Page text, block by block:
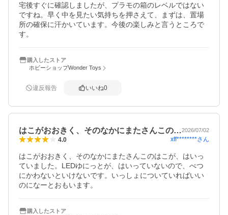
宅後すぐに確認しましたが、プラモの箱のレベルではない
ですね。早く中を見たい気持ちを押さえて、まずは、置場
所の確保に汗かいています。今後の楽しみと言うところで
す。
購入したストア
ホビーショップWonder Toys
違反報告 いいね0
はこがおおきく、そのなかにまたさんこの…2026/07/02
4.0 xff********さん
はこがおおきく、そのなかにまたさんこのはこが、はいっ
ていました。LEDゆにっとが、はいっていないので、べつ
にかわないといけないです。いっしょについていればいい
のになーとおもいます。
購入したストア